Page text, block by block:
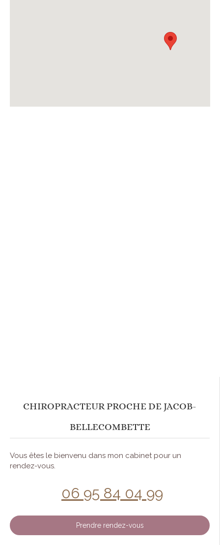
CHIROPRACTEUR PROCHE DE JACOB-
BELLECOMBETTE
Vous êtes le bienvenu dans mon cabinet pour un
rendez-vous.
06 95 84 04 99
Prendre rendez-vous